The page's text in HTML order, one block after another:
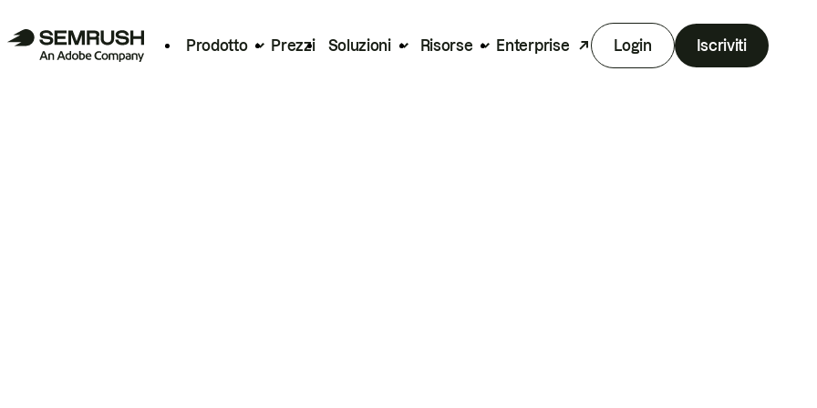
Prodotto Prezzi Soluzioni Risorse Enterprise Login Iscriviti